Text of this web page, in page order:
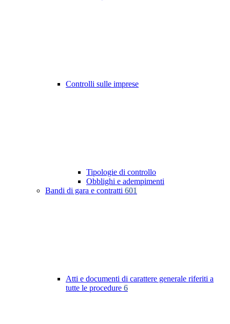
Controlli sulle imprese
Tipologie di controllo
Obblighi e adempimenti
Bandi di gara e contratti 601
Atti e documenti di carattere generale riferiti a
tutte le procedure 6